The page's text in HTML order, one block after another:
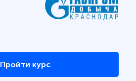
Пройти курс